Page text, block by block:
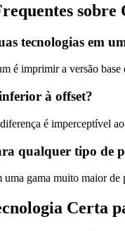
sobre
tecnologias em
é imprimir a versão
à offset?
é imperceptível
qualquer tipo de
gama muito maior de
Certa